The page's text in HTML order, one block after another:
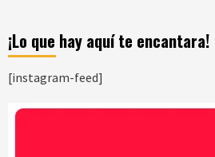
¡Lo que hay aquí te encantara!
[instagram-feed]